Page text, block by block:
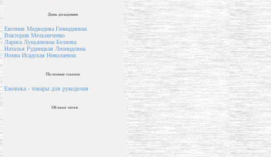
День рождения
Евгения Медведева Геннадиевна
Виктория Мельниченко
Лариса Лукьяновна Беляева
Наталья Рудницкая Леонидовна
Нонна Исадская Николаевна
Полезные ссылки
Ежевика - товары для рукоделия
Облако тегов